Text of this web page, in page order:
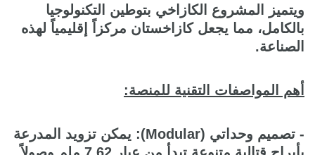
ويتميز المشروع الكازاخي بتوطين التكنولوجيا
بالكامل، مما يجعل كازاخستان مركزاً إقليمياً لهذه
الصناعة.
أهم المواصفات التقنية للمنصة:
- تصميم وحداتي (Modular): يمكن تزويد المدرعة